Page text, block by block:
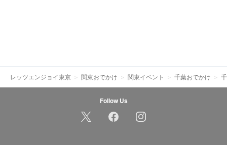
レッツエンジョイ東京 関東おでかけ 関東イベント 千葉おでかけ
Follow Us